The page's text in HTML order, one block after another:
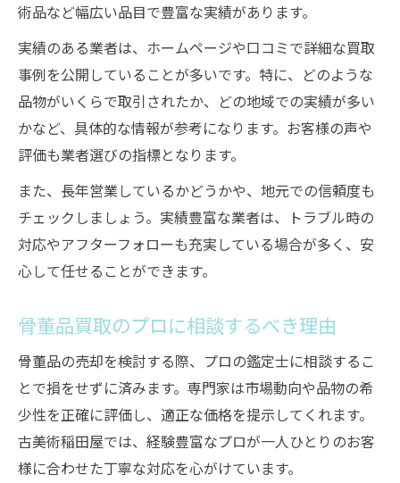
術品など幅広い品目で豊富な実績があります。
実績のある業者は、ホームページや口コミで詳細な買取
事例を公開していることが多いです。特に、どのような
品物がいくらで取引されたか、どの地域での実績が多い
かなど、具体的な情報が参考になります。お客様の声や
評価も業者選びの指標となります。
また、長年営業しているかどうかや、地元での信頼度も
チェックしましょう。実績豊富な業者は、トラブル時の
対応やアフターフォローも充実している場合が多く、安
心して任せることができます。
骨董品買取のプロに相談するべき理由
骨董品の売却を検討する際、プロの鑑定士に相談するこ
とで損をせずに済みます。専門家は市場動向や品物の希
少性を正確に評価し、適正な価格を提示してくれます。
古美術稲田屋では、経験豊富なプロが一人ひとりのお客
様に合わせた丁寧な対応を心がけています。